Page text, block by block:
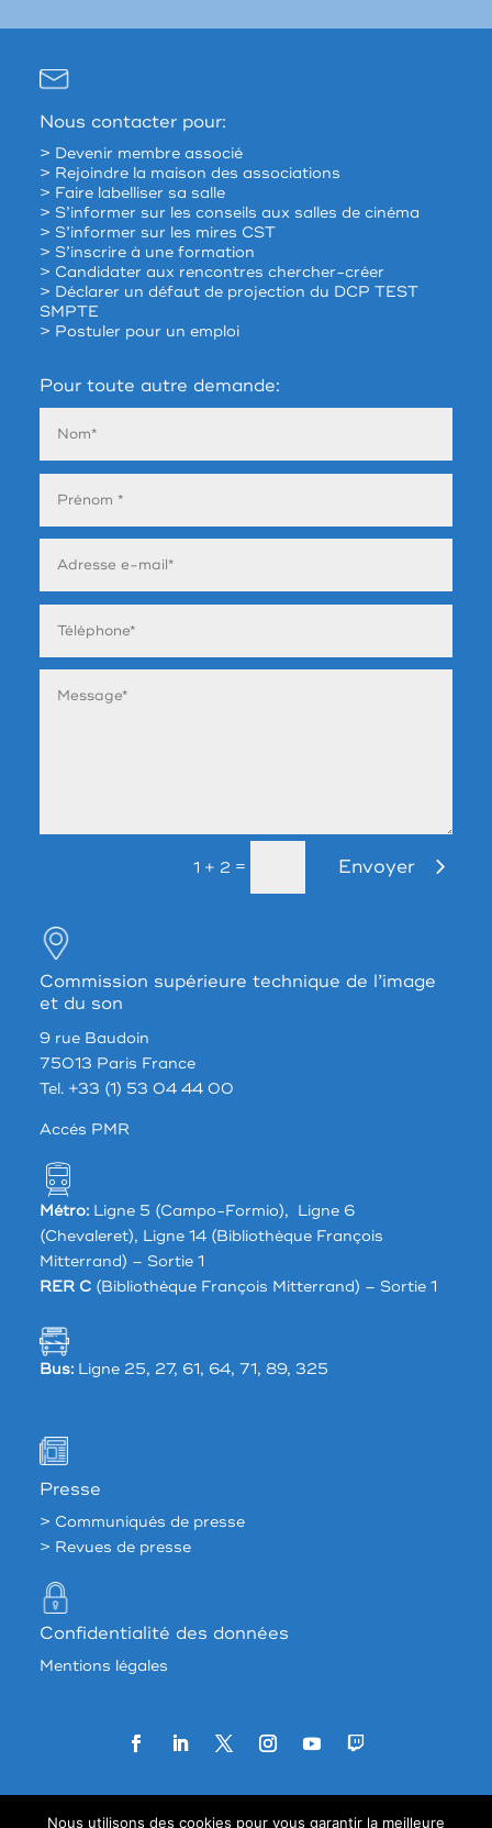
Nous contacter pour:
> Devenir membre associé
> Rejoindre la maison des associations
> Faire labelliser sa salle
> S’informer sur les conseils aux salles de cinéma
> S’informer sur les mires CST
> S’inscrire à une formation
> Candidater aux rencontres chercher-créer
> Déclarer un défaut de projection du DCP TEST
SMPTE
> Postuler pour un emploi
Pour toute autre demande:
1 + 2 = Envoyer
Commission supérieure technique de l’image
et du son
9 rue Baudoin
75013 Paris France
Tel. +33 (1) 53 04 44 00
Accés PMR
Métro:Ligne 5 (Campo-Formio), Ligne 6
(Chevaleret), Ligne 14 (Bibliothèque François
Mitterrand) – Sortie 1
RER C(Bibliothèque François Mitterrand) – Sortie 1
Bus:Ligne 25, 27, 61, 64, 71, 89, 325
Presse
> Communiqués de presse
> Revues de presse
Confidentialité des données
Mentions légales
Agence web: 33 francs
Nous utilisons des cookies pour vous garantir la meilleure